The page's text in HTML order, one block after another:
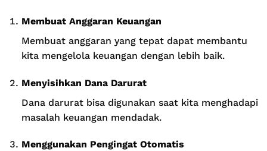
Membuat Anggaran Keuangan
Membuat anggaran yang tepat dapat membantu
kita mengelola keuangan dengan lebih baik.
Menyisihkan Dana Darurat
Dana darurat bisa digunakan saat kita menghadapi
masalah keuangan mendadak.
Menggunakan Pengingat Otomatis